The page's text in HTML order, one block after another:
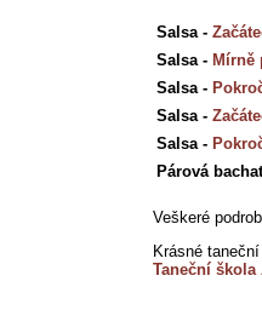
Salsa -
Salsa - Mírně
Salsa -
Salsa -
Salsa -
Párová
Veškeré
Krásné
Taneční škola